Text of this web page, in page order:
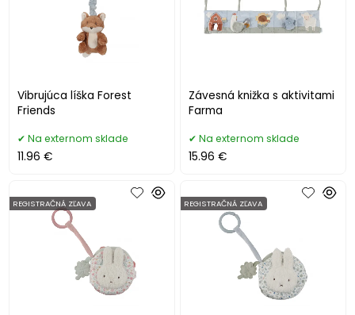
Vibrujúca líška Forest
Friends
Na externom sklade
11.96 €
Závesná knižka s aktivitami
Farma
Na externom sklade
15.96 €
REGISTRAČNÁ ZĽAVA REGISTRAČNÁ ZĽAVA